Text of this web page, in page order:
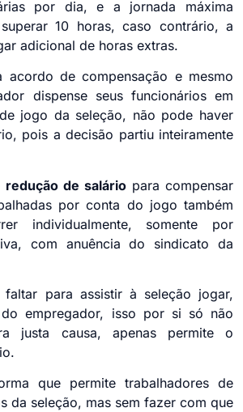
por dia, e a jornada máxima
10 horas, caso contrário, a
adicional de horas extras.
de compensação e mesmo
dispense seus funcionários em
jogo da seleção, não pode haver
pois a decisão partiu inteiramente
redução de salário para compensar
por conta do jogo também
individualmente, somente por
com anuência do sindicato da
para assistir à seleção jogar,
empregador, isso por si só não
justa causa, apenas permite o
que permite trabalhadores de
da seleção, mas sem fazer com que